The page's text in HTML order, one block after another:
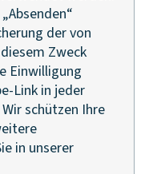
der von
Zweck
Einwilligung
Link in jeder
schützen Ihre
in unserer